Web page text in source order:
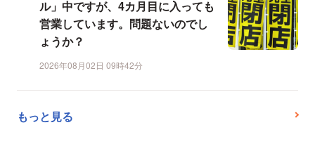
ル」中ですが、4カ月目に入っても
営業しています。問題ないのでし
ょうか？
2026年08月02日 09時42分
もっと見る